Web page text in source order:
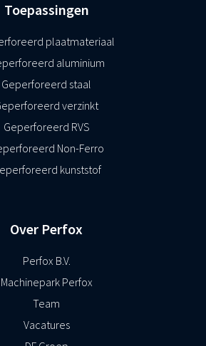
Toepassingen
plaatmateriaal
aluminium
Geperforeerd staal
verzinkt
Geperforeerd RVS
Non-Ferro
kunststof
Over Perfox
Perfox B.V.
Machinepark Perfox
Team
Vacatures